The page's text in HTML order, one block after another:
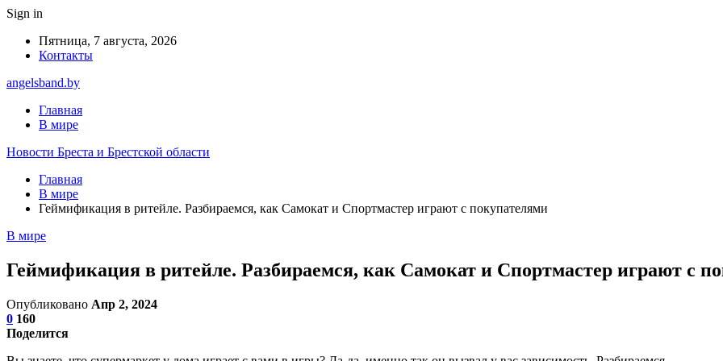
Sign in
Пятница, 7 августа, 2026
Контакты
angelsband.by
Главная
В мире
Новости Бреста и Брестской области
Главная
В мире
Геймификация в ритейле. Разбираемся, как Самокат и Спортмастер играют с покупателями
В мире
Геймификация в ритейле. Разбираемся, как Самокат и Спортмастер играют с
Опубликовано Апр 2, 2024
0 160
Поделится